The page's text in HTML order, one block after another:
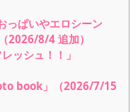
っぱいやエロシーン
8/4 追加）
ッシュ！！」
book」（2026/7/15